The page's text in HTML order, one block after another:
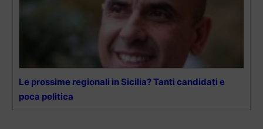
Le prossime regionali in Sicilia? Tanti candidati e
poca politica